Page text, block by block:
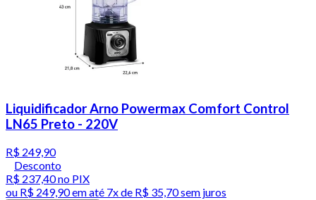
Liquidificador Arno Powermax Comfort Control
LN65 Preto - 220V
R$ 249,90
Desconto
R$ 237,40no PIX
ou R$ 249,90em até 7x de R$ 35,70 sem juros